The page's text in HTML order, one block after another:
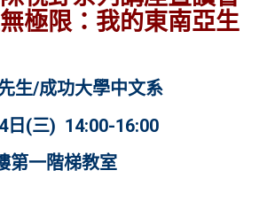
極限：我的東南亞生
生/成功大學中文系
日(三) 14:00-16:00
第一階梯教室